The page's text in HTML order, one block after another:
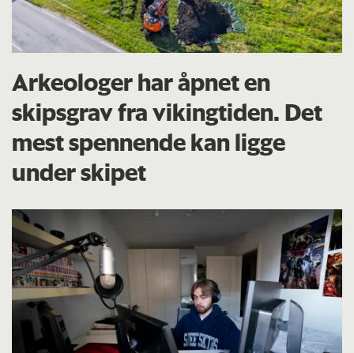
Arkeologer har åpnet en
skipsgrav fra vikingtiden. Det
mest spennende kan ligge
under skipet